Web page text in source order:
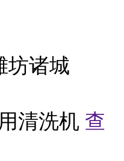
坊诸城
清洗机 查